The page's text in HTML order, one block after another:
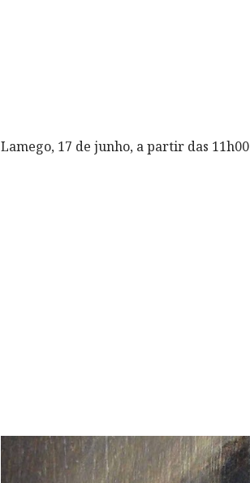
Lamego, 17 de junho, a partir das 11h00